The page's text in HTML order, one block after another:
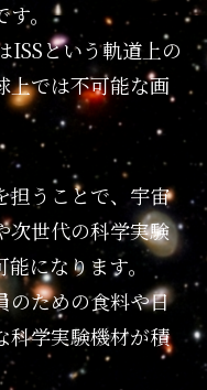
。
ISSという軌道上の
上では不可能な画
担うことで、宇宙
次世代の科学実験
能になります。
のための食料や日
科学実験機材が積